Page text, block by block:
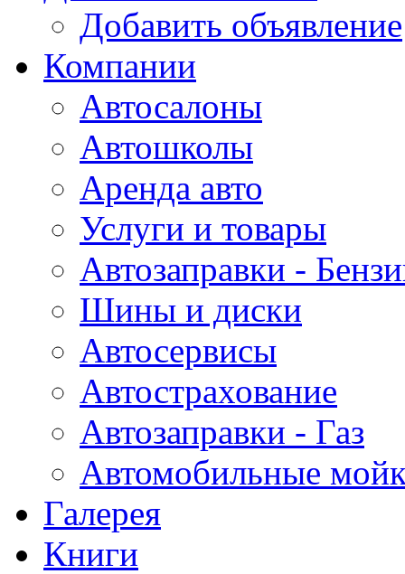
Добавить объявление
Компании
Автосалоны
Автошколы
Аренда авто
Услуги и товары
Автозаправки -
Шины и диски
Автосервисы
Автострахование
Автозаправки - Газ
Автомобильные
Галерея
Книги